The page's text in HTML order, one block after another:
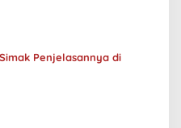
Penjelasannya di